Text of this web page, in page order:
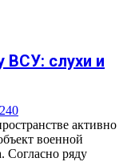
ВСУ: слухи и
0
активно
военной
Согласно ряду